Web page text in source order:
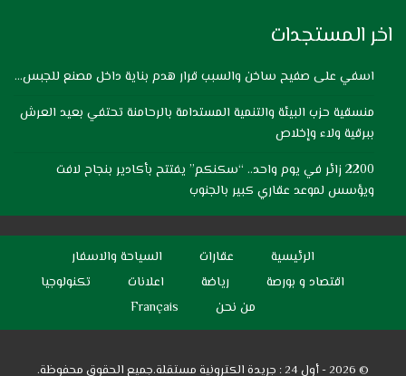
اخر المستجدات
اسفي على صفيح ساخن والسبب قرار هدم بناية داخل مصنع للجبس…
منسقية حزب البيئة والتنمية المستدامة بالرحامنة تحتفي بعيد العرش
ببرقية ولاء وإخلاص
2200 زائر في يوم واحد.. “سكنكم” يفتتح بأكادير بنجاح لافت
ويؤسس لموعد عقاري كبير بالجنوب
الرئيسية عقارات
السياحة والاسفار
اقتصاد و بورصة
رياضة اعلانات
تكنولوجيا
من نحن
Français
© 2026 - أول 24 : جريدة الكترونية مستقلة.جميع الحقوق محفوظة.